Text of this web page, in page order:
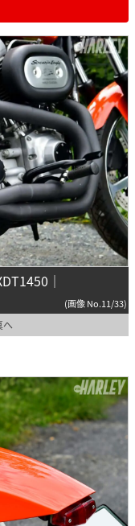
｜
(画像 No.11/33)
へ